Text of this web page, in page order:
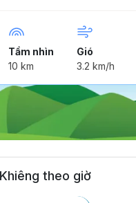
Tầm nhìn
10 km
Gió
3.2 km/h
theo giờ